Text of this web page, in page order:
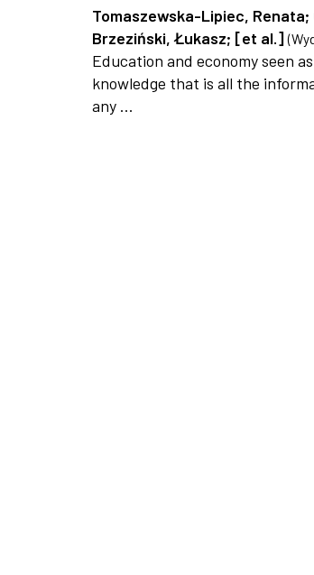
Tomaszewska-Lipiec, Renata;
Brzeziński, Łukasz; [et al.] (
Education and economy seen
knowledge that is all the
any ...